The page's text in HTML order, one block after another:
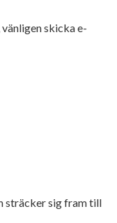
skicka e-
sträcker sig fram till